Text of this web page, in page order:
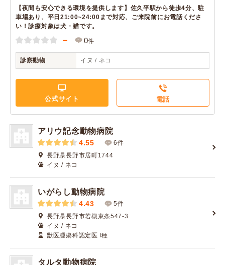
【夜間も安心できる環境を提供します】佐久平駅から徒歩4分、駐
車場あり、平日21:00~24:00まで対応、ご来院前にお電話くださ
い！診療対象は犬・猫です。
－ 0件
診察動物 イヌ / ネコ
公式サイト 電話
アリウ記念動物病院
4.55
6件
長野県長野市居町1744
イヌ / ネコ
いがらし動物病院
4.43
5件
長野県長野市若槻東条547-3
イヌ / ネコ
獣医腫瘍科認定医 I種
タルタ動物病院